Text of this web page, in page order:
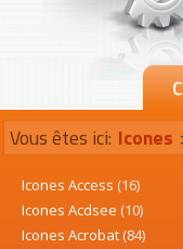
Vous êtes ici: Icones
Icones Access (16)
Icones Acdsee (10)
Icones Acrobat(84)